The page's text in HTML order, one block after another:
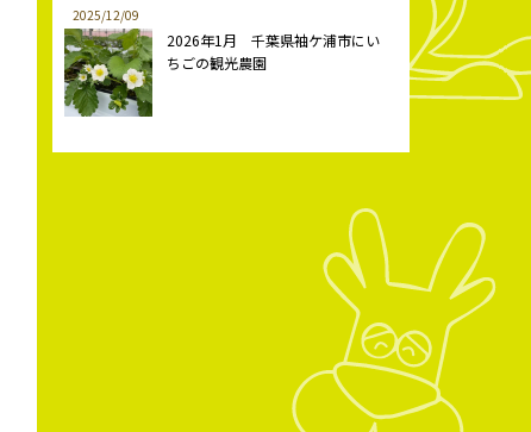
2025/12/09
2026年1月 千葉県袖ケ浦市にい
ちごの観光農園